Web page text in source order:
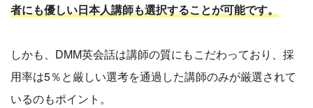
者にも優しい日本人講師も選択することが可能です。
しかも、DMM英会話は講師の質にもこだわっており、採
用率は5％と厳しい選考を通過した講師のみが厳選されて
いるのもポイント。